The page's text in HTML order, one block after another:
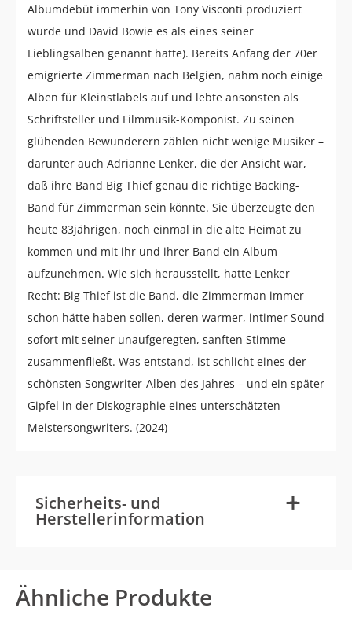
Albumdebüt immerhin von Tony Visconti produziert
wurde und David Bowie es als eines seiner
Lieblingsalben genannt hatte). Bereits Anfang der 70er
emigrierte Zimmerman nach Belgien, nahm noch einige
Alben für Kleinstlabels auf und lebte ansonsten als
Schriftsteller und Filmmusik-Komponist. Zu seinen
glühenden Bewunderern zählen nicht wenige Musiker –
darunter auch Adrianne Lenker, die der Ansicht war,
daß ihre Band Big Thief genau die richtige Backing-
Band für Zimmerman sein könnte. Sie überzeugte den
heute 83jährigen, noch einmal in die alte Heimat zu
kommen und mit ihr und ihrer Band ein Album
aufzunehmen. Wie sich herausstellt, hatte Lenker
Recht: Big Thief ist die Band, die Zimmerman immer
schon hätte haben sollen, deren warmer, intimer Sound
sofort mit seiner unaufgeregten, sanften Stimme
zusammenfließt. Was entstand, ist schlicht eines der
schönsten Songwriter-Alben des Jahres – und ein später
Gipfel in der Diskographie eines unterschätzten
Meistersongwriters. (2024)
Sicherheits- und
Herstellerinformation +
-
Ähnliche Produkte